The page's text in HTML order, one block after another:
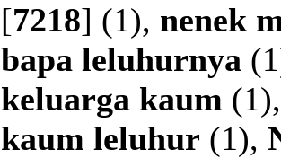
[7218] (1), nenek
bapa leluhurnya
keluarga kaum
kaum leluhur (1),